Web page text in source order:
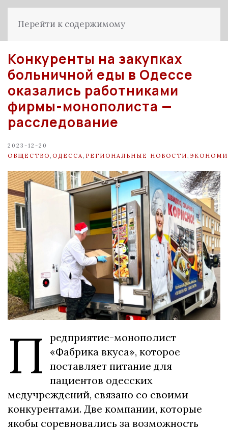
Перейти к содержимому
Конкуренты на закупках
больничной еды в Одессе
оказались работниками
фирмы-монополиста —
расследование
2023-12-20
ОБЩЕСТВО ОДЕССА РЕГИОНАЛЬНЫЕ НОВОСТИ
П редприятие-монополист
«Фабрика вкуса», которое
поставляет питание для
пациентов одесских
медучреждений, связано со своими
конкурентами. Две компании, которые
якобы соревновались за возможность